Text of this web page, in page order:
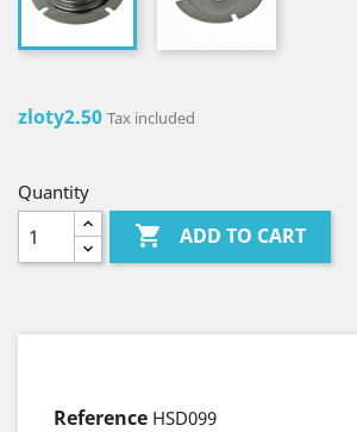
zloty2.50 Tax included
Quantity
 ADD TO CART
Reference HSD099